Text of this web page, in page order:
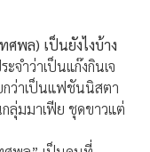
พล) เป็นยังไงบ้าง
จำว่าเป็นแก๊งกินเจ
ยกว่าเป็นแฟชันนิสตา
กลุ่มมาเฟีย ชุดขาวแต่